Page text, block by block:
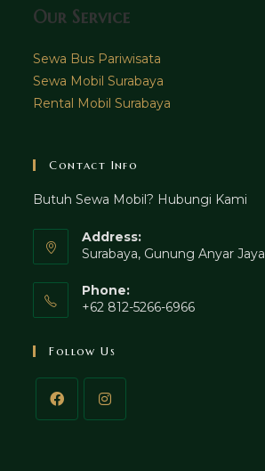
Our Service
Sewa Bus Pariwisata
Sewa Mobil Surabaya
Rental Mobil Surabaya
Contact Info
Butuh Sewa Mobil? Hubungi Kami
Address:
Surabaya, Gunung Anyar Jaya
Phone:
+62 812-5266-6966
Follow Us